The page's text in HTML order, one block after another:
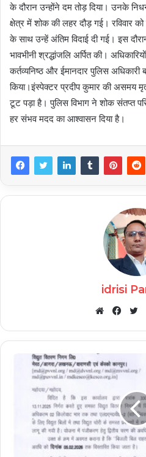
के दौरान उन्होंने दम तोड़ दिया। उनके
क्षेत्र में शोक की लहर दौड़ गई। रविवार
के साथ उन्हें अंतिम विदाई दी गई। इस
भावभीनी श्रद्धांजलि अर्पित की।
कर्तव्यनिष्ठ और ईमानदार पुलिस
किया।इंस्पेक्टर प्रदीप कुमार की असमय
टूट पड़ा है। पुलिस विभाग ने शोक संतप्त
हर संभव मदद का आश्वासन दिया है।
idrisi